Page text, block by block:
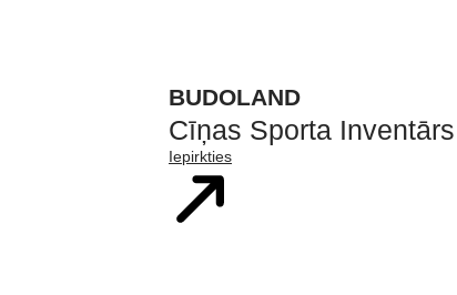
BUDOLAND
Cīņas Sporta Inventārs
Iepirkties